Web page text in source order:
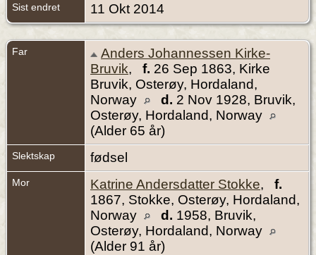
Sist endret 11 Okt 2014
Far
Anders Johannessen Kirke-
Bruvik, f. 26 Sep 1863, Kirke
Bruvik, Osterøy, Hordaland,
Norway
d. 2 Nov 1928, Bruvik,
Osterøy, Hordaland, Norway
(Alder 65 år)
Slektskap fødsel
Mor Katrine Andersdatter Stokke, f.
1867, Stokke, Osterøy, Hordaland,
Norway
d. 1958, Bruvik,
Osterøy, Hordaland, Norway
(Alder 91 år)